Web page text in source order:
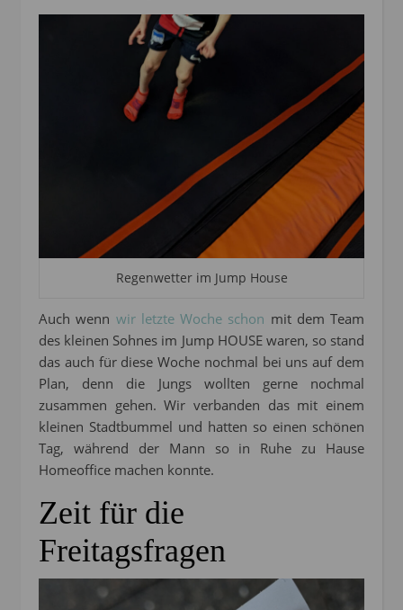
Regenwetter im Jump House
Auch wenn wir letzte Woche schon mit dem Team
des kleinen Sohnes im Jump HOUSE waren, so stand
das auch für diese Woche nochmal bei uns auf dem
Plan, denn die Jungs wollten gerne nochmal
zusammen gehen. Wir verbanden das mit einem
kleinen Stadtbummel und hatten so einen schönen
Tag, während der Mann so in Ruhe zu Hause
Homeoffice machen konnte.
Zeit für die
Freitagsfragen